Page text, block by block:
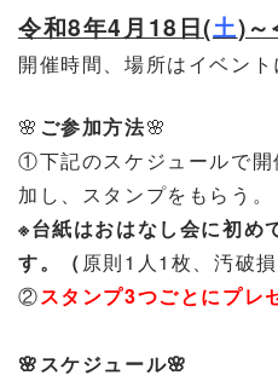
令和8年4月18日(土)
開催時間、場所はイベント
🌸 ご参加方法🌸
①下記のスケジュールで開
加し、スタンプをもらう。
※台紙はおはなし会に初め
す。（原則1人1枚、汚破
②スタンプ3つごとにプレ
🌸スケジュール🌸